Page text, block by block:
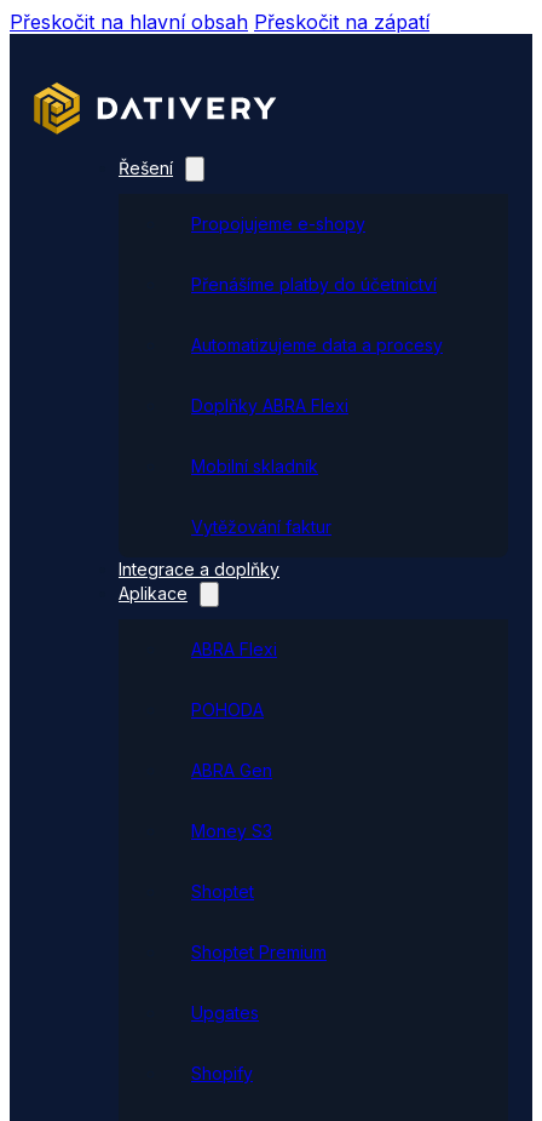
Přeskočit na hlavní obsah Přeskočit na zápatí
Řešení
Propojujeme e-shopy
Přenášíme platby do účetnictví
Automatizujeme data a procesy
Doplňky ABRA Flexi
Mobilní skladník
Vytěžování faktur
Integrace a doplňky
Aplikace
ABRA Flexi
POHODA
ABRA Gen
Money S3
Shoptet
Shoptet Premium
Upgates
Shopify